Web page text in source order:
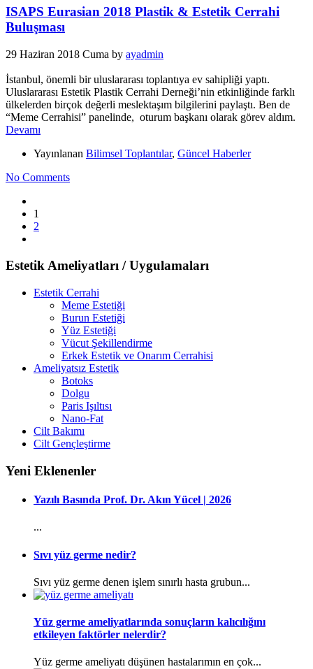
ISAPS Eurasian 2018 Plastik & Estetik Cerrahi
Buluşması
29 Haziran 2018 Cuma by ayadmin
İstanbul, önemli bir uluslararası toplantıya ev sahipliği yaptı.
Uluslararası Estetik Plastik Cerrahi Derneği’nin etkinliğinde farklı
ülkelerden birçok değerli meslektaşım bilgilerini paylaştı. Ben de
“Meme Cerrahisi” panelinde, oturum başkanı olarak görev aldım.
Devamı
Yayınlanan Bilimsel Toplantılar, Güncel Haberler
No Comments
1
2
Estetik Ameliyatları / Uygulamaları
Estetik Cerrahi
Meme Estetiği
Burun Estetiği
Yüz Estetiği
Vücut Şekillendirme
Erkek Estetik ve Onarım Cerrahisi
Ameliyatsız Estetik
Botoks
Dolgu
Paris Işıltısı
Nano-Fat
Cilt Bakımı
Cilt Gençleştirme
Yeni Eklenenler
Yazılı Basında Prof. Dr. Akın Yücel | 2026
...
Sıvı yüz germe nedir?
Sıvı yüz germe denen işlem sınırlı hasta grubun...
Yüz germe ameliyatlarında sonuçların kalıcılığını
etkileyen faktörler nelerdir?
Yüz germe ameliyatı düşünen hastalarımın en çok...